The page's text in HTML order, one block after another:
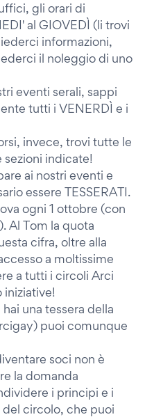
gli orari di
al GIOVEDÌ (li trovi
informazioni,
il noleggio di uno
eventi serali, sappi
tutti i VENERDÌ e i
invece, trovi tutte le
indicate!
ai nostri eventi e
essere TESSERATI.
ogni 1 ottobre (con
Al Tom la quota
cifra, oltre alla
a moltissime
a tutti i circoli Arci
iniziative!
una tessera della
puoi comunque
soci non è
la domanda
i principi e i
circolo, che puoi